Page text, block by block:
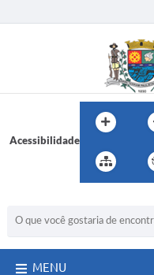
Acessibilidade
MENU